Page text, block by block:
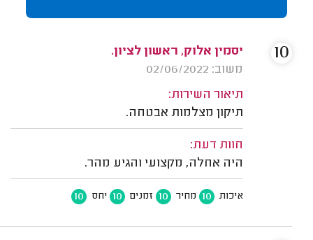
יסמין אלוק, ראשון לציון.
משוב: 02/06/2022
תיאור השירות:
תיקון מצלמות אבטחה.
חוות דעת:
היה אחלה, מקצועי והגיע מהר.
איכות 10 מחיר 10 זמנים 10 יחס 10
10